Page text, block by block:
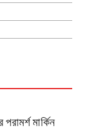
মার্কিন